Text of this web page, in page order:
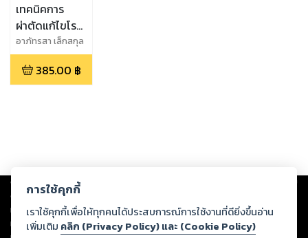
เทคนิคการ
ผ่าตัดแก้ไขโรค
ตาเหล่
(Surgical
Techniques in
อาภัทรสา เล็กสกุล
385.00 ฿
Copyright © 2026
ต่อผลงานหรือเนื้อหาใดที่อัปโหลดผ่านเว็บไซต์และปรากฏว่าละเมิดสิทธิใน
ทรัพย์สินทางปัญญาของบุคคลอื่นหรือขัดต่อกฎหมายและศีลธรรม ดังนั้น ผู้อ่าน
ทุกท่านโปรดใช้วิจารณญาณในการกลั่นกรองด้วยตนเอง และหากท่านพบว่าส่วน
การใช้คุกกี้
เราใช้คุกกี้เพื่อให้ทุกคนได้ประสบการณ์การใช้งานที่ดียิ่งขึ้นอ่าน
เพิ่มเติม คลิก (Privacy Policy) และ (Cookie Policy)